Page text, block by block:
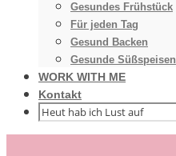
Gesundes Frühstück
Für jeden Tag
Gesund Backen
Gesunde Süßspeisen
WORK WITH ME
Kontakt